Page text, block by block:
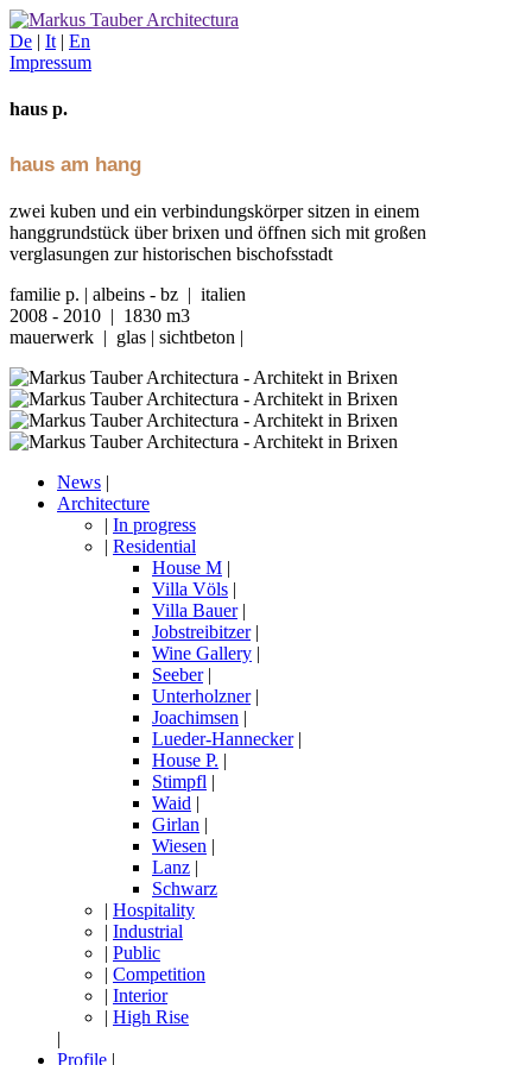
De | It | En
Impressum
haus p.
haus am hang
zwei kuben und ein verbindungskörper sitzen in einem
hanggrundstück über brixen und öffnen sich mit großen
verglasungen zur historischen bischofsstadt
familie p. | albeins - bz | italien
2008 - 2010 | 1830 m3
mauerwerk | glas | sichtbeton |
News |
Architecture
| In progress
| Residential
House M |
Villa Völs |
Villa Bauer|
Jobstreibitzer|
Wine Gallery |
Seeber|
Unterholzner|
Joachimsen |
Lueder-Hannecker|
House P. |
Stimpfl |
Waid |
Girlan |
Wiesen |
Lanz |
Schwarz
| Hospitality
| Industrial
| Public
| Competition
| Interior
| High Rise
|
Profile |